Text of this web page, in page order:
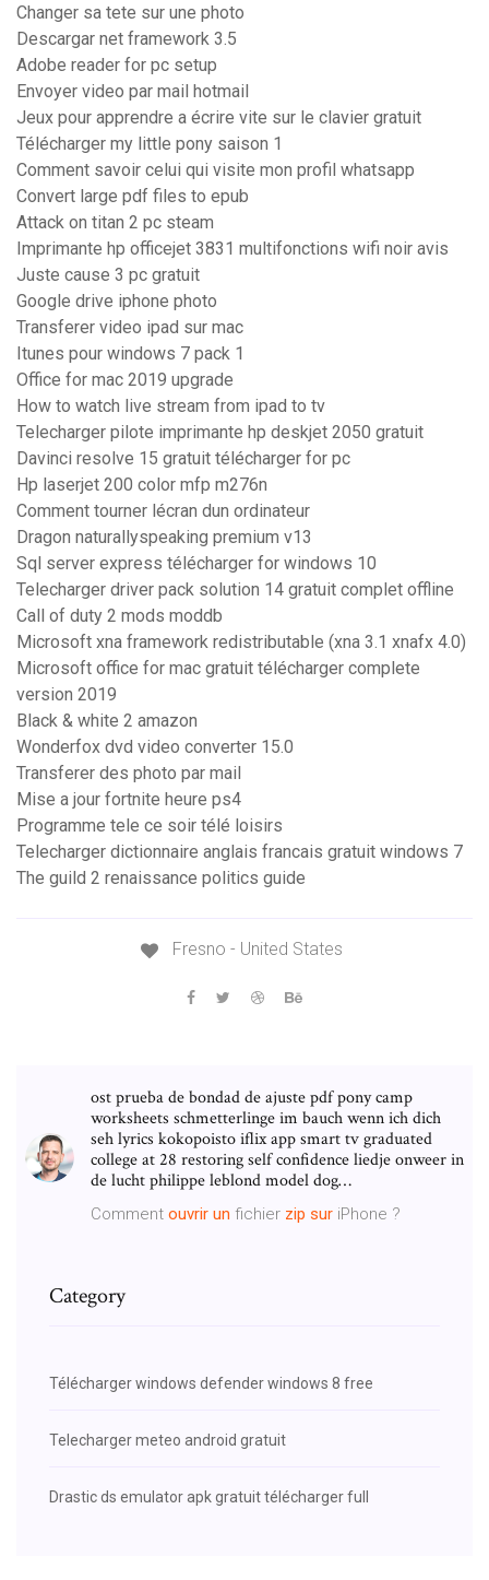
Changer sa tete sur une photo
Descargar net framework 3.5
Adobe reader for pc setup
Envoyer video par mail hotmail
Jeux pour apprendre a écrire vite sur le clavier gratuit
Télécharger my little pony saison 1
Comment savoir celui qui visite mon profil whatsapp
Convert large pdf files to epub
Attack on titan 2 pc steam
Imprimante hp officejet 3831 multifonctions wifi noir avis
Juste cause 3 pc gratuit
Google drive iphone photo
Transferer video ipad sur mac
Itunes pour windows 7 pack 1
Office for mac 2019 upgrade
How to watch live stream from ipad to tv
Telecharger pilote imprimante hp deskjet 2050 gratuit
Davinci resolve 15 gratuit télécharger for pc
Hp laserjet 200 color mfp m276n
Comment tourner lécran dun ordinateur
Dragon naturallyspeaking premium v13
Sql server express télécharger for windows 10
Telecharger driver pack solution 14 gratuit complet offline
Call of duty 2 mods moddb
Microsoft xna framework redistributable (xna 3.1 xnafx 4.0)
Microsoft office for mac gratuit télécharger complete
version 2019
Black & white 2 amazon
Wonderfox dvd video converter 15.0
Transferer des photo par mail
Mise a jour fortnite heure ps4
Programme tele ce soir télé loisirs
Telecharger dictionnaire anglais francais gratuit windows 7
The guild 2 renaissance politics guide
Fresno - United States
ost prueba de bondad de ajuste pdf pony camp
worksheets schmetterlinge im bauch wenn ich dich
seh lyrics kokopoisto iflix app smart tv graduated
college at 28 restoring self confidence liedje onweer in
de lucht philippe leblond model dog…
Comment ouvrir un fichier zip sur iPhone ?
Category
Télécharger windows defender windows 8 free
Telecharger meteo android gratuit
Drastic ds emulator apk gratuit télécharger full